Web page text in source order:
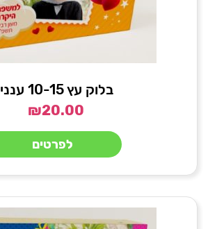
בלוק עץ 10-15 עננים
₪20.00
לפרטים